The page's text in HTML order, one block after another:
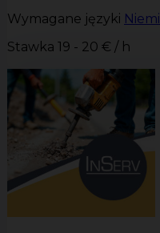
Wymagane języki
Stawka 19 - 20 € / h